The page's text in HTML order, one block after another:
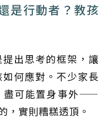
是行動者？教孩
出思考的框架，讓
何應對。不少家長
盡可能置身事外——
，實則糟糕透頂。